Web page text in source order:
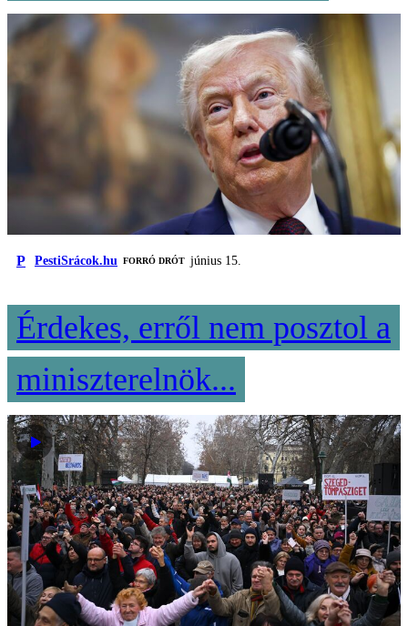
P PestiSrácok.hu FORRÓ DRÓT június 15.
Érdekes, erről nem posztol a
miniszterelnök...